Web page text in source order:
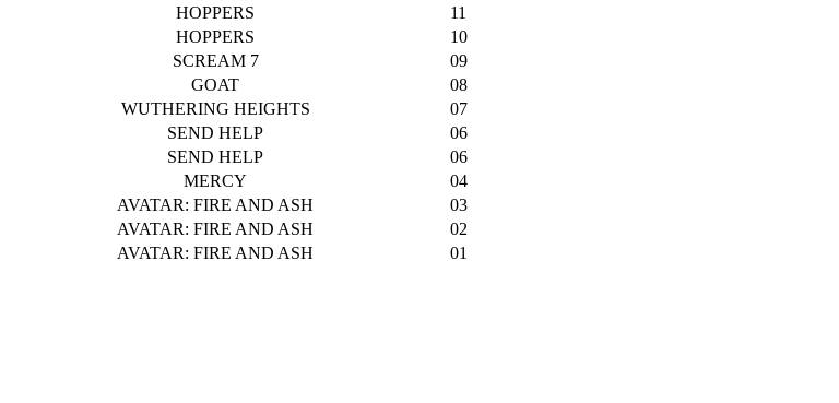
HOPPERS
11
HOPPERS
10
SCREAM 7
09
GOAT
08
WUTHERING HEIGHTS
07
SEND HELP
06
SEND HELP
06
MERCY
04
AVATAR: FIRE AND ASH
03
AVATAR: FIRE AND ASH
02
AVATAR: FIRE AND ASH 01